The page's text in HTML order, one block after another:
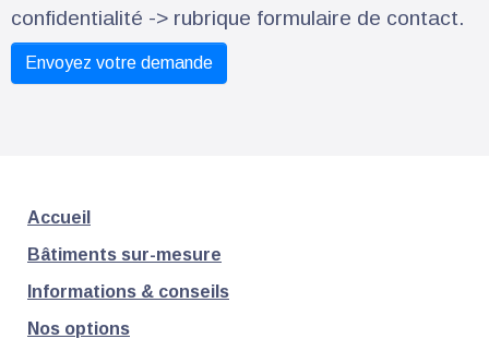
confidentialité -> rubrique formulaire de contact.
Accueil
Bâtiments sur-mesure
Informations & conseils
Nos options